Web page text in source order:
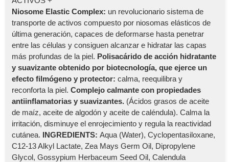
Niosome Elastic Complex: un revolucionario sistema de
transporte de activos compuesto por niosomas elásticos de
última generación, capaces de deformarse hasta penetrar
entre las células y consiguen alcanzar e hidratar las capas
más profundas de la piel. Polisacárido de acción hidratante
y suavizante obtenido por biotecnología, que ejerce un
efecto filmógeno y protector: calma, reequilibra y
reconforta la piel. Complejo calmante con propiedades
antiinflamatorias y suavizantes.(Ácidos grasos de aceite
de maíz, aceite de algodón y aceite de caléndula). Calma la
irritación, disminuye el enrojecimiento y regula la reactividad
cutánea. INGREDIENTS: Aqua (Water), Cyclopentasiloxane,
C12-13 Alkyl Lactate, Zea Mays Germ Oil, Dipropylene
Glycol, Gossypium Herbaceum Seed Oil, Calendula